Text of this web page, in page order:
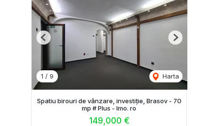
1 / 9 Harta
Previous Next
Spatiu birouri de vânzare, investiție, Brasov - 70
mp # Plus - Imo. ro
149,000 €